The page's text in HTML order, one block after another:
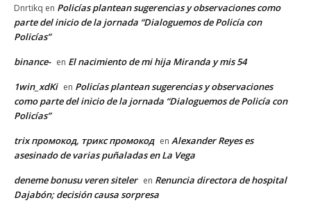
Dnrtikq en Policías plantean sugerencias y observaciones como
parte del inicio de la jornada “Dialoguemos de Policía con
Policías”
binance- en El nacimiento de mi hija Miranda y mis 54
1win_xdKi en Policías plantean sugerencias y observaciones
como parte del inicio de la jornada “Dialoguemos de Policía con
Policías”
trix промокод, трикс промокод en Alexander Reyes es
asesinado de varias puñaladas en La Vega
deneme bonusu veren siteler en Renuncia directora de hospital
Dajabón; decisión causa sorpresa